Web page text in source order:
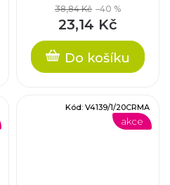
38,84 Kč –40 %
23,14 Kč
Do košíku
akce
Kód: V4139/1/20CRMA